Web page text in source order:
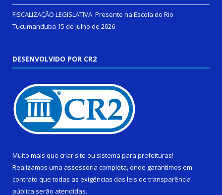
FISCALIZAÇÃO LEGISLATIVA: Presente na Escola do Rio
Tucumanduba 15 de julho de 2026
DESENVOLVIDO POR CR2
Muito mais que criar site ou sistema para prefeituras!
Realizamos uma assessoria completa, onde garantimos em
contrato que todas as exigências das leis de transparência
pública serão atendidas.